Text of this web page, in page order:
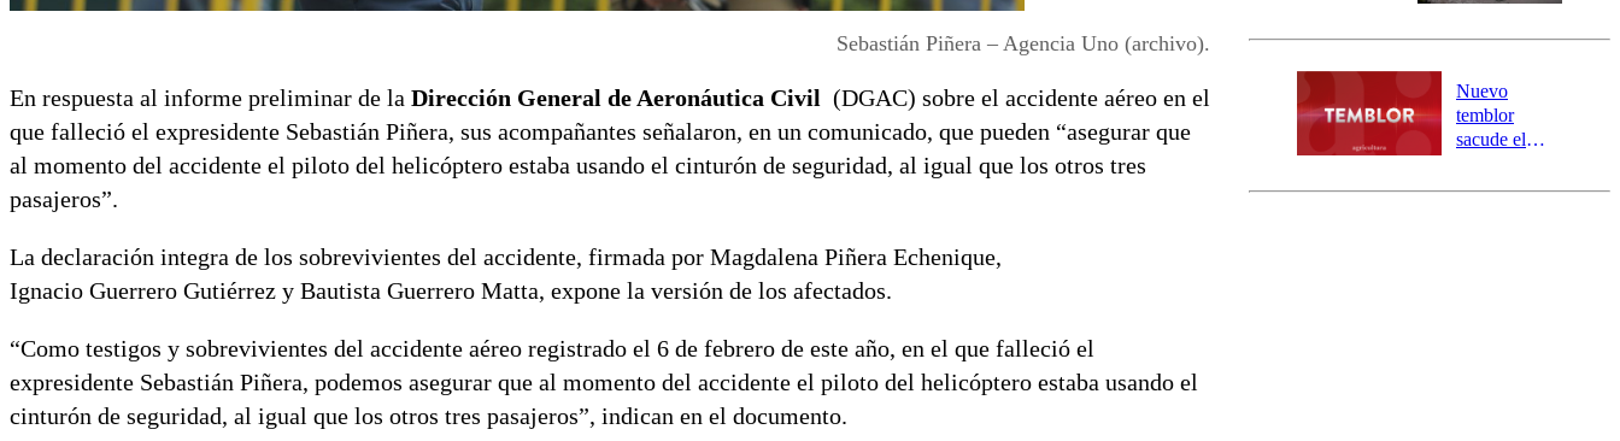
Sebastián Piñera – Agencia Uno (archivo).
En respuesta al informe preliminar de la Dirección General de Aeronáutica Civil (DGAC) sobre el accidente aéreo en el
que falleció el expresidente Sebastián Piñera, sus acompañantes señalaron, en un comunicado, que pueden “asegurar que
al momento del accidente el piloto del helicóptero estaba usando el cinturón de seguridad, al igual que los otros tres
pasajeros”.
La declaración integra de los sobrevivientes del accidente, firmada por Magdalena Piñera Echenique,
Ignacio Guerrero Gutiérrez y Bautista Guerrero Matta, expone la versión de los afectados.
“Como testigos y sobrevivientes del accidente aéreo registrado el 6 de febrero de este año, en el que falleció el
expresidente Sebastián Piñera, podemos asegurar que al momento del accidente el piloto del helicóptero estaba usando el
cinturón de seguridad, al igual que los otros tres pasajeros”, indican en el documento.
y 317
aisladas entre
Valparaíso y
Los Ríos
Nuevo
temblor
sacude el
revisa la